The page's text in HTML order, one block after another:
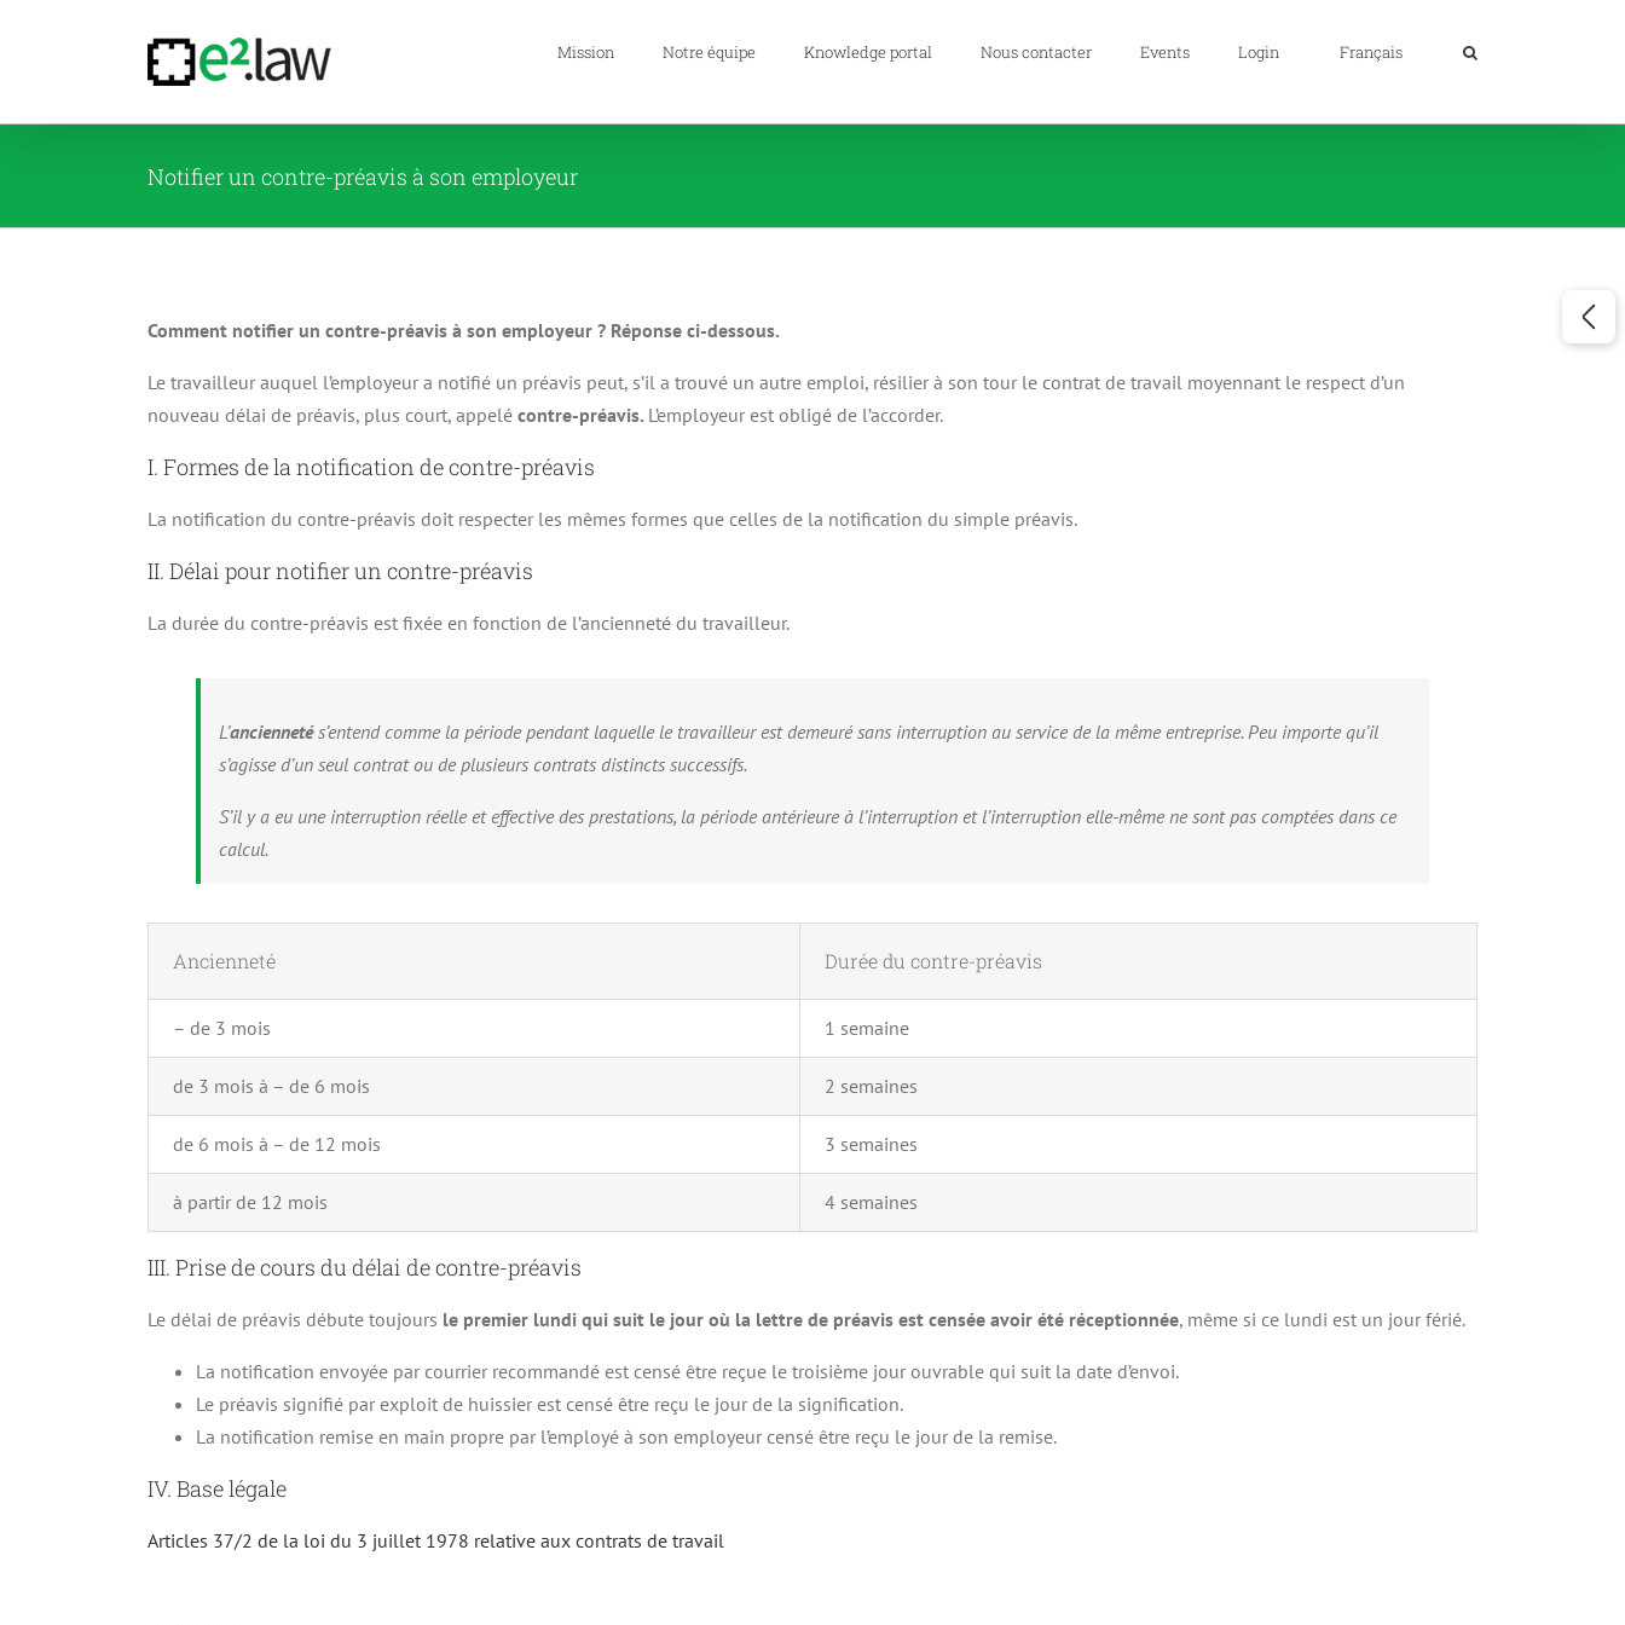
Mission Notre équipe Knowledge portal Nous contacter Events Login Français
Notifier un contre-préavis à son employeur
Comment notifier un contre-préavis à son employeur ? Réponse ci-dessous.
Le travailleur auquel l’employeur a notifié un préavis peut, s’il a trouvé un autre emploi, résilier à son tour le contrat de travail moyennant le respect d’un
nouveau délai de préavis, plus court, appelé contre-préavis. L’employeur est obligé de l’accorder.
I. Formes de la notification de contre-préavis
La notification du contre-préavis doit respecter les mêmes formes que celles de la notification du simple préavis.
II. Délai pour notifier un contre-préavis
La durée du contre-préavis est fixée en fonction de l’ancienneté du travailleur.
L’anciennetés’entend comme la période pendant laquelle le travailleur est demeuré sans interruption au service de la même entreprise. Peu importe qu’il
s’agisse d’un seul contrat ou de plusieurs contrats distincts successifs.
S’il y a eu une interruption réelle et effective des prestations, la période antérieure à l’interruption et l’interruption elle-même ne sont pas comptées dans ce
calcul.
Ancienneté Durée du contre-préavis
– de 3 mois 1 semaine
de 3 mois à – de 6 mois 2 semaines
de 6 mois à – de 12 mois 3 semaines
à partir de 12 mois 4 semaines
III. Prise de cours du délai de contre-préavis
Le délai de préavis débute toujours le premier lundi qui suit le jour où la lettre de préavis est censée avoir été réceptionnée, même si ce lundi est un jour férié.
La notification envoyée par courrier recommandé est censé être reçue le troisième jour ouvrable qui suit la date d’envoi.
Le préavis signifié par exploit de huissier est censé être reçu le jour de la signification.
La notification remise en main propre par l’employé à son employeur censé être reçu le jour de la remise.
IV. Base légale
Articles 37/2 de la loi du 3 juillet 1978 relative aux contrats de travail